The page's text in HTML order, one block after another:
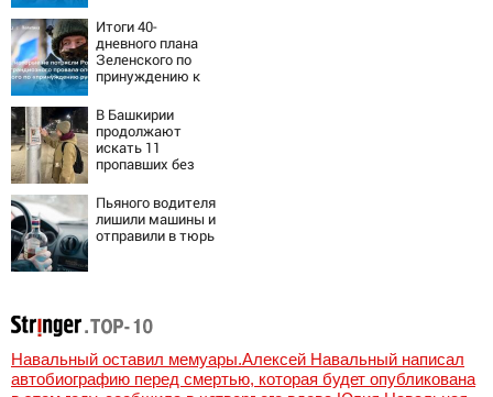
маленькую
девочку с
игрушкой
Итоги 40-
дневного плана
Зеленского по
принуждению к
ответила Россия,
полный разбор
провала операции
Украины от
военкора Коца
В Башкирии
продолжают
искать 11
пропавших без
Пьяного водителя
лишили машины и
отправили в тюрь
Навальный оставил мемуары.Алексей Навальный написал
автобиографию перед смертью, которая будет опубликована